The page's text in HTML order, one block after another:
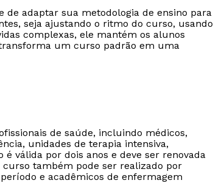
de adaptar sua metodologia de ensino para
seja ajustando o ritmo do curso, usando
complexas, ele mantém os alunos
um curso padrão em uma
de saúde, incluindo médicos,
unidades de terapia intensiva,
válida por dois anos e deve ser renovada
também pode ser realizado por
e acadêmicos de enfermagem